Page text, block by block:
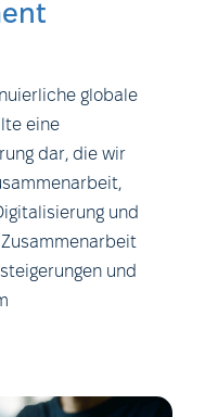
globale
eine
dar, die wir
und
Zusammenarbeit
und